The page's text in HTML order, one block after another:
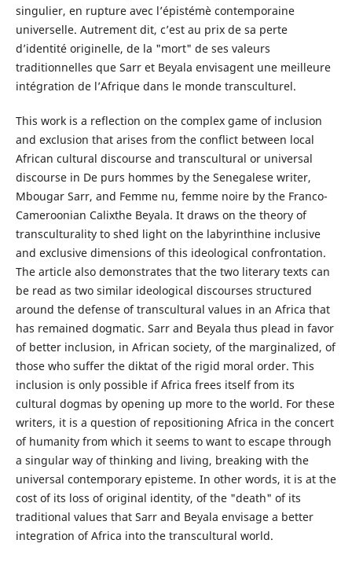
singulier, en rupture avec l’épistémè contemporaine
universelle. Autrement dit, c’est au prix de sa perte
d’identité originelle, de la "mort" de ses valeurs
traditionnelles que Sarr et Beyala envisagent une meilleure
intégration de l’Afrique dans le monde transculturel.
This work is a reflection on the complex game of inclusion
and exclusion that arises from the conflict between local
African cultural discourse and transcultural or universal
discourse in De purs hommes by the Senegalese writer,
Mbougar Sarr, and Femme nu, femme noire by the Franco-
Cameroonian Calixthe Beyala. It draws on the theory of
transculturality to shed light on the labyrinthine inclusive
and exclusive dimensions of this ideological confrontation.
The article also demonstrates that the two literary texts can
be read as two similar ideological discourses structured
around the defense of transcultural values in an Africa that
has remained dogmatic. Sarr and Beyala thus plead in favor
of better inclusion, in African society, of the marginalized, of
those who suffer the diktat of the rigid moral order. This
inclusion is only possible if Africa frees itself from its
cultural dogmas by opening up more to the world. For these
writers, it is a question of repositioning Africa in the concert
of humanity from which it seems to want to escape through
a singular way of thinking and living, breaking with the
universal contemporary episteme. In other words, it is at the
cost of its loss of original identity, of the "death" of its
traditional values that Sarr and Beyala envisage a better
integration of Africa into the transcultural world.